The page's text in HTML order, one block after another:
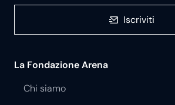
Iscriviti
La Fondazione Arena
Chi siamo